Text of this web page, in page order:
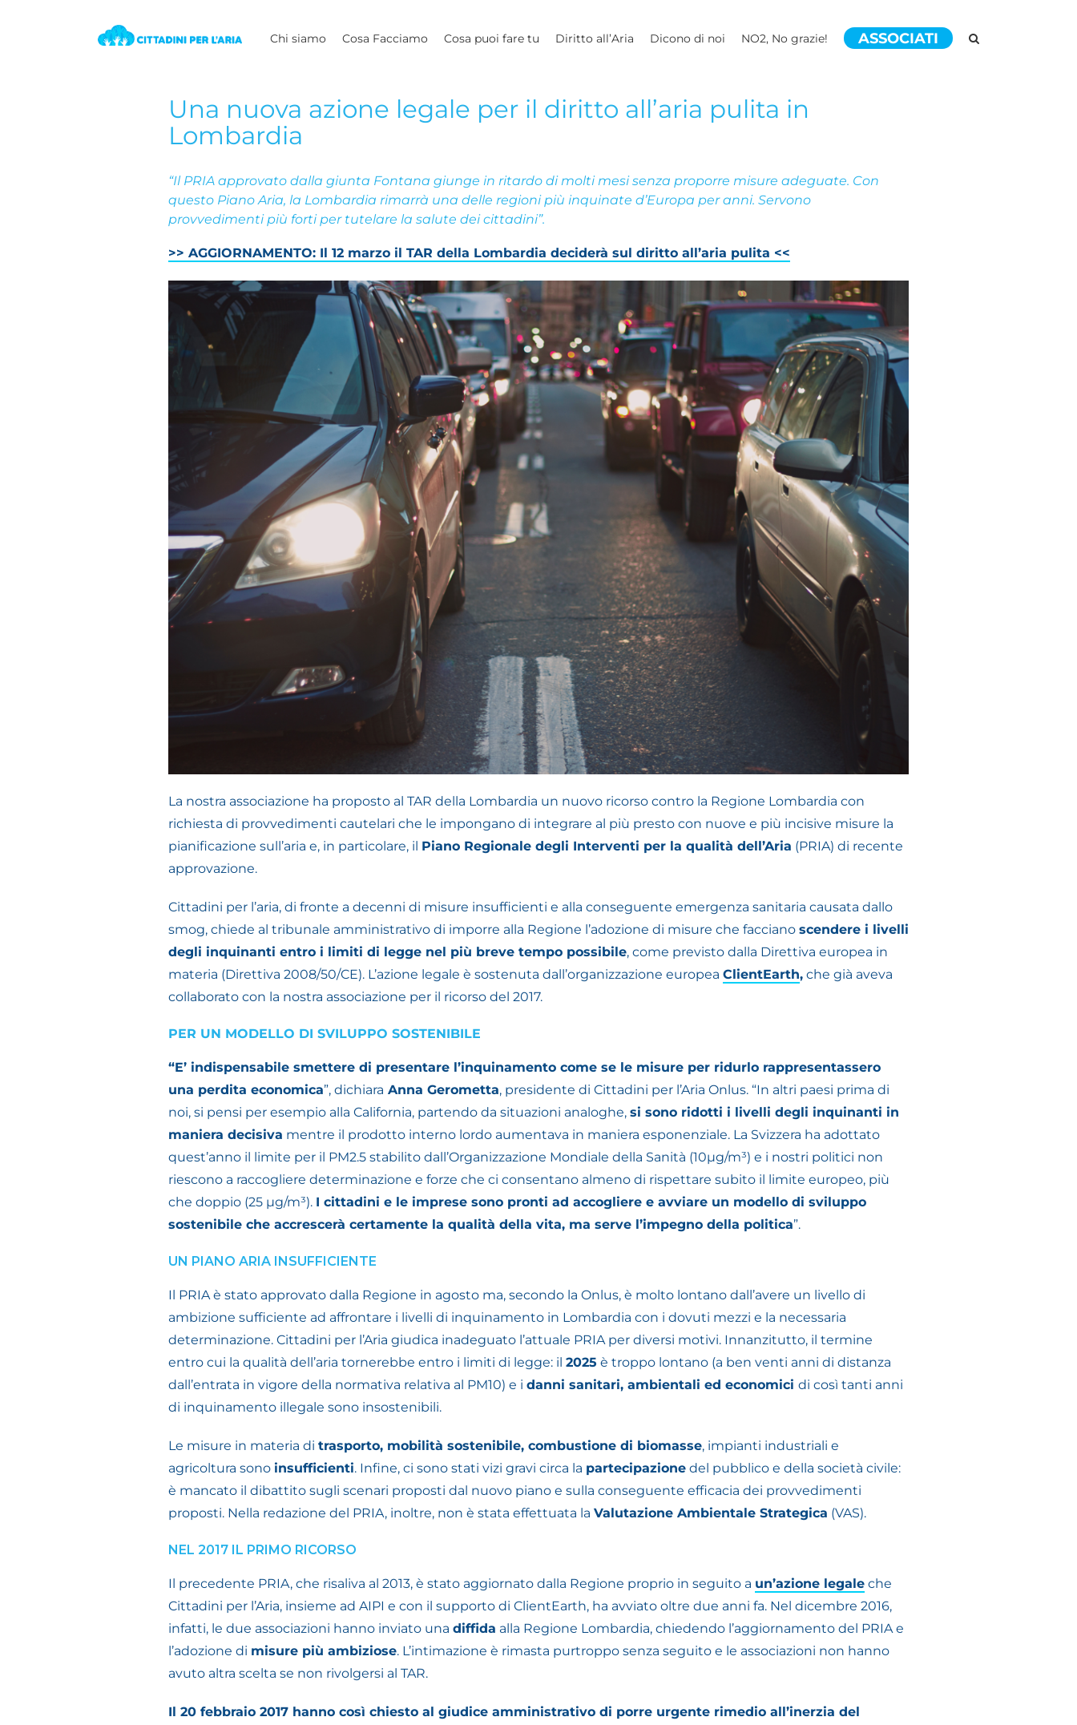
Chi siamo Cosa Facciamo Cosa puoi fare tu Diritto all’Aria Dicono di noi NO2, No grazie! ASSOCIATI
Larger
Image
Una nuova azione legale per il diritto all’aria pulita in
Lombardia
“Il PRIA approvato dalla giunta Fontana giunge in ritardo di molti mesi senza proporre misure adeguate. Con
questo Piano Aria, la Lombardia rimarrà una delle regioni più inquinate d’Europa per anni. Servono
provvedimenti più forti per tutelare la salute dei cittadini”.
>> AGGIORNAMENTO: Il 12 marzo il TAR della Lombardia deciderà sul diritto all’aria pulita <<
La nostra associazione ha proposto al TAR della Lombardia un nuovo ricorso contro la Regione Lombardia con
richiesta di provvedimenti cautelari che le impongano di integrare al più presto con nuove e più incisive misure la
pianificazione sull’aria e, in particolare, il Piano Regionale degli Interventi per la qualità dell’Aria (PRIA) di recente
approvazione.
Cittadini per l’aria, di fronte a decenni di misure insufficienti e alla conseguente emergenza sanitaria causata dallo
smog, chiede al tribunale amministrativo di imporre alla Regione l’adozione di misure che facciano scendere i livelli
degli inquinanti entro i limiti di legge nel più breve tempo possibile, come previsto dalla Direttiva europea in
materia (Direttiva 2008/50/CE). L’azione legale è sostenuta dall’organizzazione europea ClientEarth, che già aveva
collaborato con la nostra associazione per il ricorso del 2017.
PER UN MODELLO DI SVILUPPO SOSTENIBILE
“E’ indispensabile smettere di presentare l’inquinamento come se le misure per ridurlo rappresentassero
una perdita economica”, dichiara Anna Gerometta, presidente di Cittadini per l’Aria Onlus. “In altri paesi prima di
noi, si pensi per esempio alla California, partendo da situazioni analoghe, si sono ridotti i livelli degli inquinanti in
maniera decisiva mentre il prodotto interno lordo aumentava in maniera esponenziale. La Svizzera ha adottato
quest’anno il limite per il PM2.5 stabilito dall’Organizzazione Mondiale della Sanità (10µg/m³) e i nostri politici non
riescono a raccogliere determinazione e forze che ci consentano almeno di rispettare subito il limite europeo, più
che doppio (25 µg/m³). I cittadini e le imprese sono pronti ad accogliere e avviare un modello di sviluppo
sostenibile che accrescerà certamente la qualità della vita, ma serve l’impegno della politica”.
UN PIANO ARIA INSUFFICIENTE
Il PRIA è stato approvato dalla Regione in agosto ma, secondo la Onlus, è molto lontano dall’avere un livello di
ambizione sufficiente ad affrontare i livelli di inquinamento in Lombardia con i dovuti mezzi e la necessaria
determinazione. Cittadini per l’Aria giudica inadeguato l’attuale PRIA per diversi motivi. Innanzitutto, il termine
entro cui la qualità dell’aria tornerebbe entro i limiti di legge: il 2025 è troppo lontano (a ben venti anni di distanza
dall’entrata in vigore della normativa relativa al PM10) e i danni sanitari, ambientali ed economici di così tanti anni
di inquinamento illegale sono insostenibili.
Le misure in materia di trasporto, mobilità sostenibile, combustione di biomasse, impianti industriali e
agricoltura sono insufficienti. Infine, ci sono stati vizi gravi circa la partecipazione del pubblico e della società civile:
è mancato il dibattito sugli scenari proposti dal nuovo piano e sulla conseguente efficacia dei provvedimenti
proposti. Nella redazione del PRIA, inoltre, non è stata effettuata la Valutazione Ambientale Strategica (VAS).
NEL 2017 IL PRIMO RICORSO
Il precedente PRIA, che risaliva al 2013, è stato aggiornato dalla Regione proprio in seguito a un’azione legale che
Cittadini per l’Aria, insieme ad AIPI e con il supporto di ClientEarth, ha avviato oltre due anni fa. Nel dicembre 2016,
infatti, le due associazioni hanno inviato una diffida alla Regione Lombardia, chiedendo l’aggiornamento del PRIA e
l’adozione di misure più ambiziose. L’intimazione è rimasta purtroppo senza seguito e le associazioni non hanno
avuto altra scelta se non rivolgersi al TAR.
Il 20 febbraio 2017 hanno così chiesto al giudice amministrativo di porre urgente rimedio all’inerzia del